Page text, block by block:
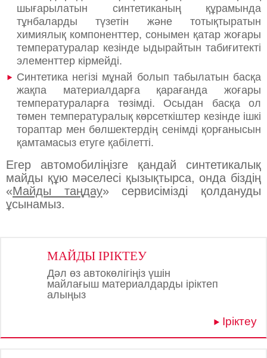
шығарылатын синтетиканың құрамында
тұнбаларды түзетін және тотықтыратын
химиялық компоненттер, сонымен қатар жоғары
температуралар кезінде ыдырайтын табиғитекті
элементтер кірмейді.
Синтетика негізі мұнай болып табылатын басқа
жақпа материалдарға қарағанда жоғары
температураларға төзімді. Осыдан басқа ол
төмен температуралық көрсеткіштер кезінде ішкі
тораптар мен бөлшектердің сенімді қорғанысын
қамтамасыз етуге қабілетті.
Егер автомобиліңізге қандай синтетикалық
майды құю мәселесі қызықтырса, онда біздің
«Майды таңдау» сервисімізді қолдануды
ұсынамыз.
МАЙДЫ ІРІКТЕУ
Дәл өз автокөлігіңіз үшін
майлағыш материалдарды іріктеп
алыңыз
Іріктеу